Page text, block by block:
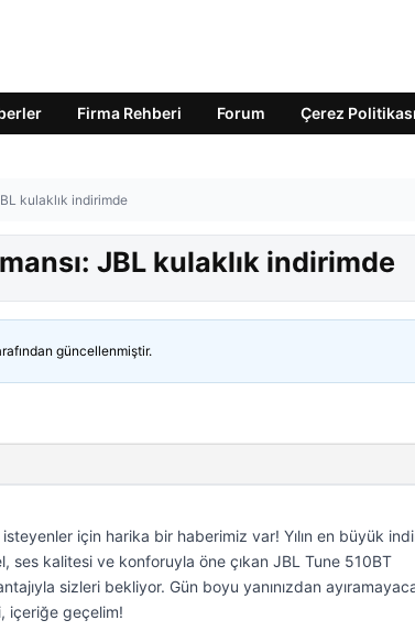
Firma Rehberi Forum Çerez Politikası
kulaklık indirimde
JBL kulaklık indirimde
güncellenmiştir.
için harika bir haberimiz var! Yılın en büyük
ses kalitesi ve konforuyla öne çıkan JBL Tune 510BT
sizleri bekliyor. Gün boyu yanınızdan
içeriğe geçelim!